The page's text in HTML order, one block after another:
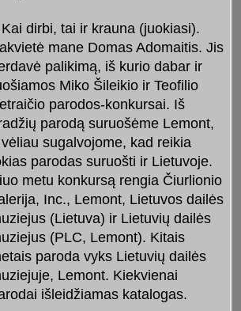
dirbi, tai ir krauna (juokiasi).
mane Domas Adomaitis. Jis
palikimą, iš kurio dabar ir
Miko Šileikio ir Teofilio
parodos-konkursai. Iš
parodą suruošėme Lemont,
sugalvojome, kad reikia
parodas suruošti ir Lietuvoje.
metu konkursą rengia Čiurlionio
Inc., Lemont, Lietuvos dailės
(Lietuva) ir Lietuvių dailės
(PLC, Lemont). Kitais
paroda vyks Lietuvių dailės
Lemont. Kiekvienai
išleidžiamas katalogas.